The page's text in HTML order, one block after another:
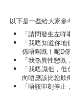
以下是一些給大家參
「請問發生左咩
「我唔知道你
係唔啱既！呢D
「我係異性戀
「我唔識佢，
向唔應該比您欺
「唔該即刻停止